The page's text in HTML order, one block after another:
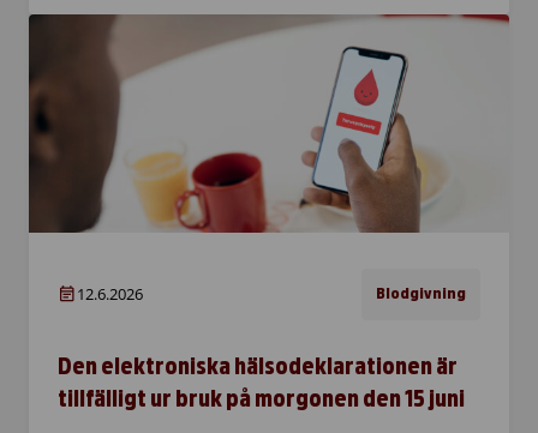
12.6.2026 Blodgivning
Den elektroniska hälsodeklarationen är
tillfälligt ur bruk på morgonen den 15 juni